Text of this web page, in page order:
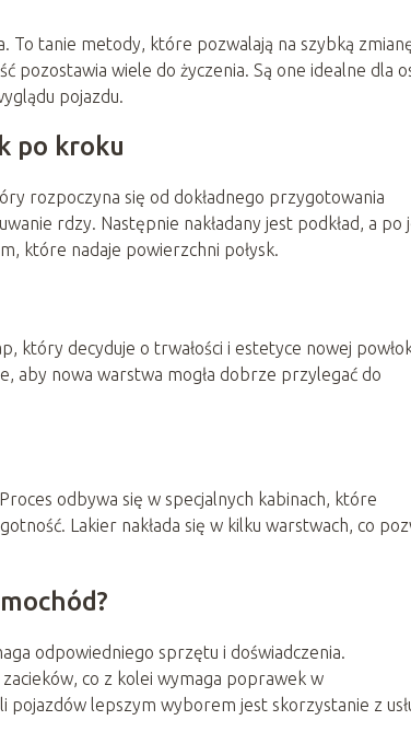
To tanie metody, które pozwalają na szybką
pozostawia wiele do życzenia. Są one idealne dla
pojazdu.
po kroku
rozpoczyna się od dokładnego przygotowania
rdzy. Następnie nakładany jest podkład, a po
które nadaje powierzchni połysk.
który decyduje o trwałości i estetyce nowej
aby nowa warstwa mogła dobrze przylegać do
odbywa się w specjalnych kabinach, które
Lakier nakłada się w kilku warstwach, co
odpowiedniego sprzętu i doświadczenia.
co z kolei wymaga poprawek w
pojazdów lepszym wyborem jest skorzystanie z